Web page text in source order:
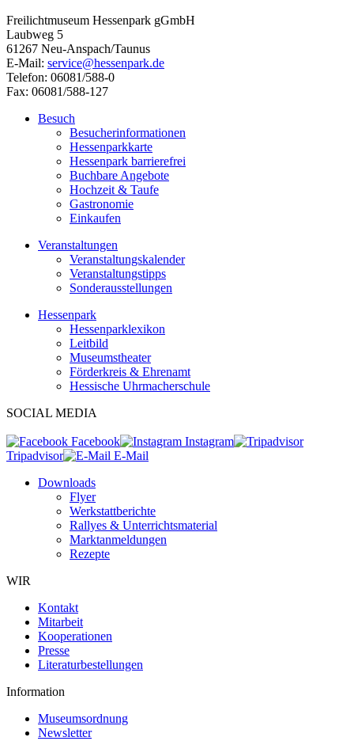
Freilichtmuseum Hessenpark gGmbH
Laubweg 5
61267 Neu-Anspach/Taunus
E-Mail: service@hessenpark.de
Telefon: 06081/588-0
Fax: 06081/588-127
Besuch
Besucherinformationen
Hessenparkkarte
Hessenpark barrierefrei
Buchbare Angebote
Hochzeit & Taufe
Gastronomie
Einkaufen
Veranstaltungen
Veranstaltungskalender
Veranstaltungstipps
Sonderausstellungen
Hessenpark
Hessenparklexikon
Leitbild
Museumstheater
Förderkreis & Ehrenamt
Hessische Uhrmacherschule
SOCIAL MEDIA
Facebook
Instagram
Tripadvisor
E-Mail
Downloads
Flyer
Werkstattberichte
Rallyes & Unterrichtsmaterial
Marktanmeldungen
Rezepte
WIR
Kontakt
Mitarbeit
Kooperationen
Presse
Literaturbestellungen
Information
Museumsordnung
Newsletter